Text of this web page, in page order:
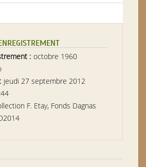
: octobre 1960
jeudi 27 septembre 2012
F. Etay, Fonds Dagnas